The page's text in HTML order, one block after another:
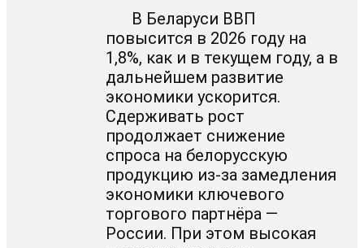
В Беларуси ВВП
повысится в 2026 году на
1,8%, как и в текущем году, а в
дальнейшем развитие
экономики ускорится.
Сдерживать рост
продолжает снижение
спроса на белорусскую
продукцию из-за замедления
экономики ключевого
торгового партнёра —
России. При этом высокая